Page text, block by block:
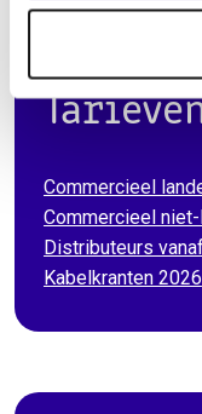
Commercieel
Commercieel
Distributeurs
Kabelkranten 2026